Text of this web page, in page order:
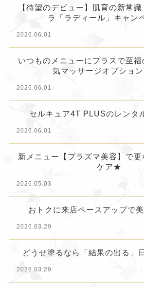
【待望のデビュー】肌育の新常
ラ「ラディール」キャン
2026.06.01
いつものメニューにプラスで至
気マッサージオプショ
2026.06.01
セルキュア4T PLUSのレンタ
2026.06.01
新メニュー【プラズマ美容】で
ケア★
2026.05.03
おトクに来店ペースアップで
2026.03.29
どうせ塗るなら「結果の出る」
2026.03.29